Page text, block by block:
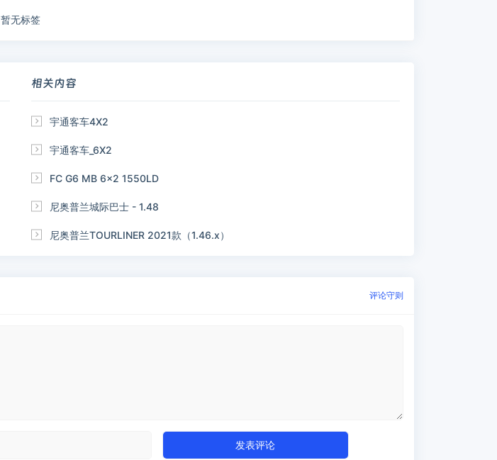
暂无标签
相关内容
 宇通客车4X2
 宇通客车_6X2
 FC G6 MB 6x2 1550LD
 尼奥普兰城际巴士 - 1.48
 尼奥普兰TOURLINER 2021款（1.46.x）
评论守则
发表评论